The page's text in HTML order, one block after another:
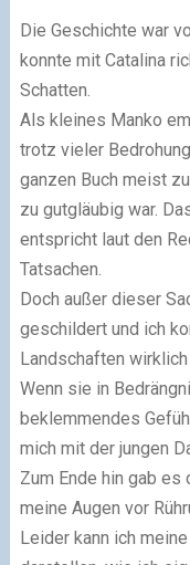
Die Geschichte war
konnte mit Catalina
Schatten.
Als kleines Manko
trotz vieler
ganzen Buch meist
zu gutgläubig war.
entspricht laut den
Tatsachen.
Doch außer dieser
geschildert und ich
Landschaften
Wenn sie in
beklemmendes
mich mit der jungen
Zum Ende hin gab es
meine Augen vor
Leider kann ich